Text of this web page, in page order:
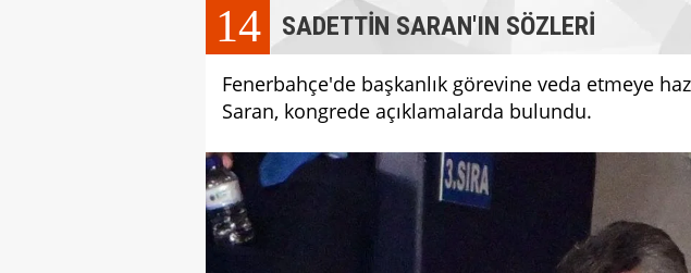
14 SADETTİN SARAN'IN SÖZLERİ
Fenerbahçe'de başkanlık görevine veda etmeye
Saran, kongrede açıklamalarda bulundu.